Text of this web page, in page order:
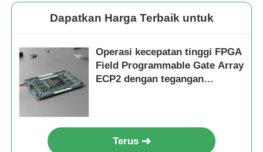
Dapatkan Harga Terbaik untuk
Operasi kecepatan tinggi FPGA
Field Programmable Gate Array
ECP2 dengan tegangan
Terus